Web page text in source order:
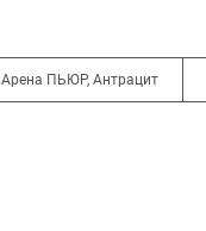
Арена ПЬЮР, Антрацит